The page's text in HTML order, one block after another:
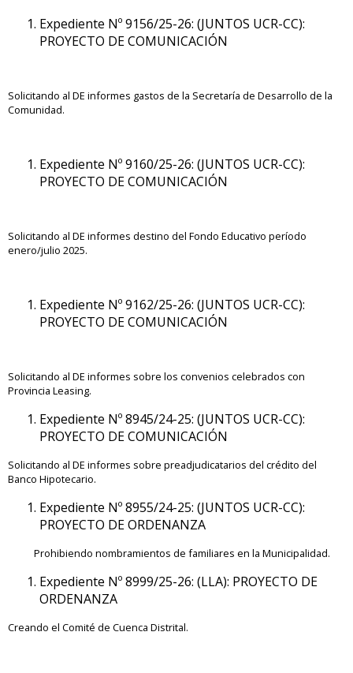
Expediente Nº 9156/25-26: (JUNTOS UCR-CC):
PROYECTO DE COMUNICACIÓN
Solicitando al DE informes gastos de la Secretaría de Desarrollo de la
Comunidad.
Expediente Nº 9160/25-26: (JUNTOS UCR-CC):
PROYECTO DE COMUNICACIÓN
Solicitando al DE informes destino del Fondo Educativo período
enero/julio 2025.
Expediente Nº 9162/25-26: (JUNTOS UCR-CC):
PROYECTO DE COMUNICACIÓN
Solicitando al DE informes sobre los convenios celebrados con
Provincia Leasing.
Expediente Nº 8945/24-25: (JUNTOS UCR-CC):
PROYECTO DE COMUNICACIÓN
Solicitando al DE informes sobre preadjudicatarios del crédito del
Banco Hipotecario.
Expediente Nº 8955/24-25: (JUNTOS UCR-CC):
PROYECTO DE ORDENANZA
Prohibiendo nombramientos de familiares en la Municipalidad.
Expediente Nº 8999/25-26: (LLA): PROYECTO DE
ORDENANZA
Creando el Comité de Cuenca Distrital.